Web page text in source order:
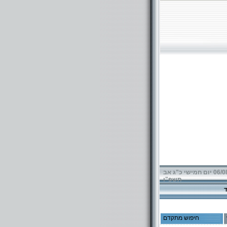
06/08/2026 יום חמישי כ"ג אב
תשפ"ו
חיפוש מתקדם